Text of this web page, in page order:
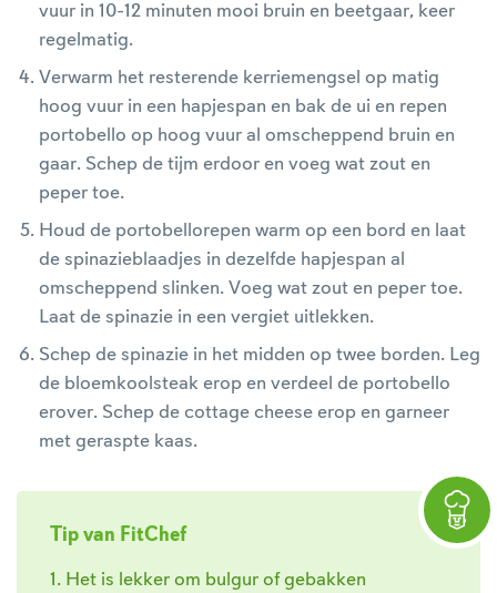
vuur in 10-12 minuten mooi bruin en beetgaar, keer
regelmatig.
Verwarm het resterende kerriemengsel op matig
hoog vuur in een hapjespan en bak de ui en repen
portobello op hoog vuur al omscheppend bruin en
gaar. Schep de tijm erdoor en voeg wat zout en
peper toe.
Houd de portobellorepen warm op een bord en laat
de spinazieblaadjes in dezelfde hapjespan al
omscheppend slinken. Voeg wat zout en peper toe.
Laat de spinazie in een vergiet uitlekken.
Schep de spinazie in het midden op twee borden. Leg
de bloemkoolsteak erop en verdeel de portobello
erover. Schep de cottage cheese erop en garneer
met geraspte kaas.
Tip van FitChef
1. Het is lekker om bulgur of gebakken